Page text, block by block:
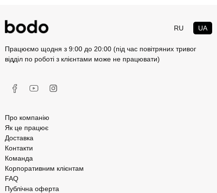
RU UA
Працюємо щодня з 9:00 до 20:00 (під час повітряних тривог
відділ по роботі з клієнтами може не працювати)
Про компанію
Як це працює
Доставка
Контакти
Команда
Корпоративним клієнтам
FAQ
Публічна оферта